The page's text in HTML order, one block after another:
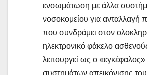
ενσωμάτωση με άλλα
νοσοκομείου για ανταλλαγή
που συνδράμει στον
ηλεκτρονικό φάκελο
λειτουργεί ως ο
συστημάτων απεικόνισης